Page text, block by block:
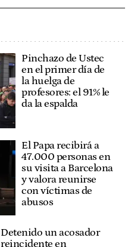
Pinchazo de Ustec
en el primer día de
la huelga de
profesores: el 91% le
da la espalda
El Papa recibirá a
47.000 personas en
su visita a Barcelona
y valora reunirse
con víctimas de
abusos
Detenido un acosador
reincidente en